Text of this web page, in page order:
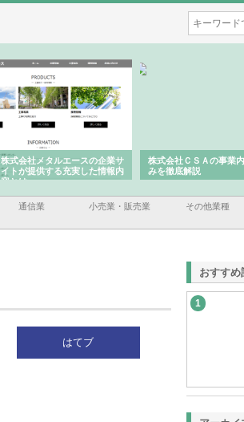
株式会社メタルエースの企業サ
イトが提供する充実した情報内
容とは
株式会社ＣＳＡの事業
みを徹底解説
通信業 小売業・販売業 その他業種
はてブ
おすすめ
1